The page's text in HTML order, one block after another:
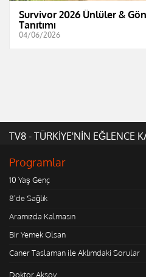
Survivor 2026 Ünlüler &
Tanıtımı
04/06/2026
TV8 - TÜRKİYE'NİN EĞLENCE
Programlar
10 Yaş Genç
8'de Sağlık
Aramızda Kalmasın
Bir Yemek Olsan
Caner Taslaman ile Aklımdaki Sorular
Doktor Aksoy